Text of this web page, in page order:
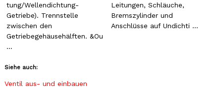
tung/Wellendichtung-
Getriebe). Trennstelle
zwischen den
Getriebegehäusehälften. &Ou
...
Leitungen, Schläuche,
Bremszylinder und
Anschlüsse auf Undichti ...
Siehe auch:
Ventil aus- und einbauen